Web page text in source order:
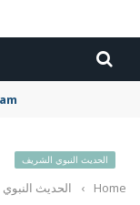
الحديث النبوي الشريف
Home
› الحديث